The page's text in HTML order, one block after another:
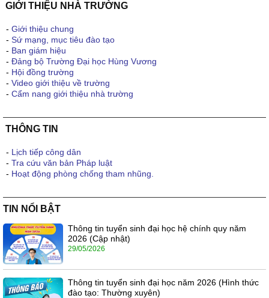
GIỚI THIỆU NHÀ TRƯỜNG
- Giới thiệu chung
- Sứ mạng, mục tiêu đào tạo
- Ban giám hiệu
- Đảng bộ Trường Đại học Hùng Vương
- Hội đồng trường
- Video giới thiệu về trường
- Cẩm nang giới thiệu nhà trường
THÔNG TIN
- Lịch tiếp công dân
- Tra cứu văn bản Pháp luật
- Hoạt động phòng chống tham nhũng.
TIN NỔI BẬT
Thông tin tuyển sinh đại học hệ chính quy năm
2026 (Cập nhật)
29/05/2026
Thông tin tuyển sinh đại học năm 2026 (Hình thức
đào tạo: Thường xuyên)